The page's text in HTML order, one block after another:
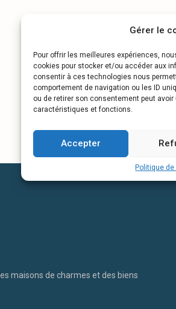
Gérer le
Pour offrir les meilleures expériences,
cookies pour stocker et/ou accéder aux
consentir à ces technologies nous
comportement de navigation ou les ID
ou de retirer son consentement peut
caractéristiques et fonctions.
Accepter
Politique
maisons de charmes et des biens